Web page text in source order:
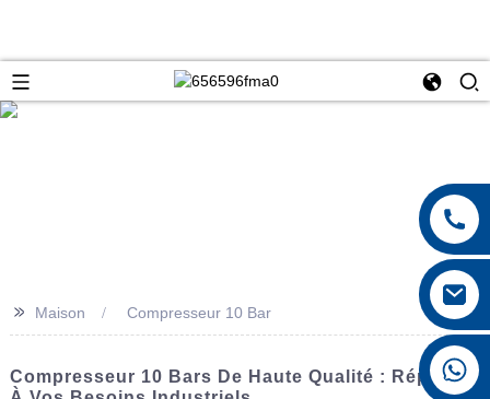
>> Maison Compresseur 10 Bar
Compresseur 10 Bars De Haute Qualité : Répond